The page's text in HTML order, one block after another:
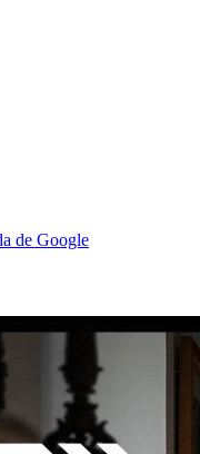
de Google